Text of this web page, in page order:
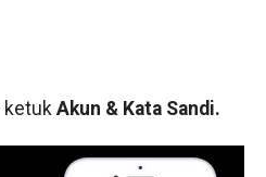
ketuk Akun & Kata Sandi.